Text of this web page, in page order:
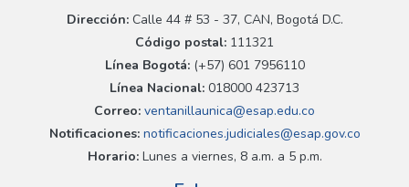
Dirección:Calle 44 # 53 - 37, CAN, Bogotá D.C.
Código postal: 111321
Línea Bogotá:(+57) 601 7956110
Línea Nacional: 018000 423713
Correo: ventanillaunica@esap.edu.co
Notificaciones:notificaciones.judiciales@esap.gov.co
Horario:Lunes a viernes, 8 a.m. a 5 p.m.